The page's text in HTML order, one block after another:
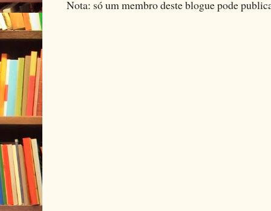
Nota: só um membro deste blogue pode